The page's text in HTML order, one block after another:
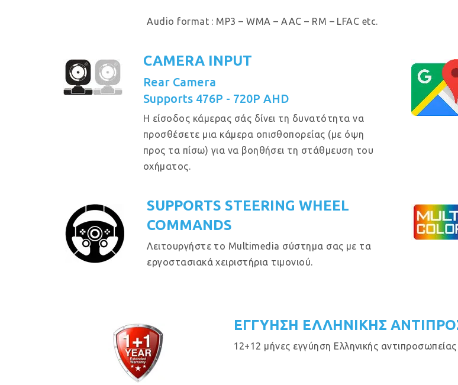
Audio format : MP3 – WMA – AAC – RM – LFAC etc.
CAMERA INPUT
Rear Camera
Supports 476P - 720P AHD
Η είσοδος κάμερας σάς δίνει τη δυνατότητα να
προσθέσετε μια κάμερα οπισθοπορείας (με όψη
προς τα πίσω) για να βοηθήσει τη στάθμευση του
οχήματος.
SUPPORTS STEERING WHEEL
COMMANDS
Λειτουργήστε το Multimedia σύστημα σας με τα
εργοστασιακά χειριστήρια τιμονιού.
ΕΓΓΥΗΣΗ ΕΛΛΗΝΙΚΗΣ
12+12 μήνες εγγύηση Ελληνικής